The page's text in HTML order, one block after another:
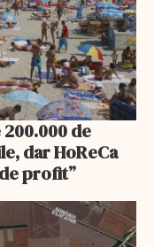
de
dar HoReCa
profit”